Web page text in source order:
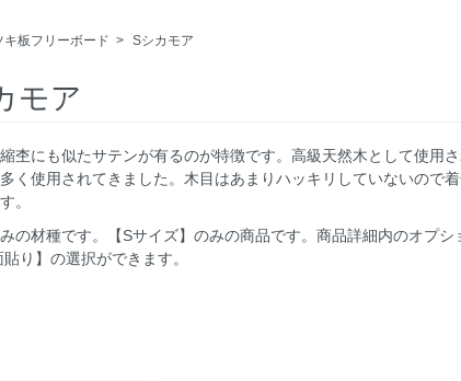
キ板フリーボード > Sシカモア
モア
杢にも似たサテンが有るのが特徴です。高級天然木として使用
く使用されてきました。木目はあまりハッキリしていないので
。
みの材種です。【Sサイズ】のみの商品です。商品詳細内のオプ
り】の選択ができます。